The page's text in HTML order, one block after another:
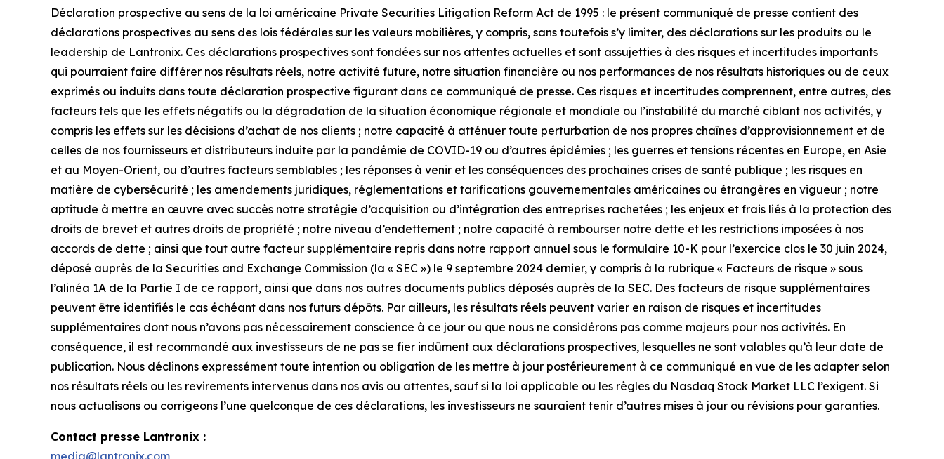
Déclaration prospective au sens de la loi américaine Private Securities Litigation Reform Act de 1995 : le présent communiqué de presse contient des
déclarations prospectives au sens des lois fédérales sur les valeurs mobilières, y compris, sans toutefois s’y limiter, des déclarations sur les produits ou le
leadership de Lantronix. Ces déclarations prospectives sont fondées sur nos attentes actuelles et sont assujetties à des risques et incertitudes importants
qui pourraient faire différer nos résultats réels, notre activité future, notre situation financière ou nos performances de nos résultats historiques ou de ceux
exprimés ou induits dans toute déclaration prospective figurant dans ce communiqué de presse. Ces risques et incertitudes comprennent, entre autres, des
facteurs tels que les effets négatifs ou la dégradation de la situation économique régionale et mondiale ou l’instabilité du marché ciblant nos activités, y
compris les effets sur les décisions d’achat de nos clients ; notre capacité à atténuer toute perturbation de nos propres chaînes d’approvisionnement et de
celles de nos fournisseurs et distributeurs induite par la pandémie de COVID-19 ou d’autres épidémies ; les guerres et tensions récentes en Europe, en Asie
et au Moyen-Orient, ou d’autres facteurs semblables ; les réponses à venir et les conséquences des prochaines crises de santé publique ; les risques en
matière de cybersécurité ; les amendements juridiques, réglementations et tarifications gouvernementales américaines ou étrangères en vigueur ; notre
aptitude à mettre en œuvre avec succès notre stratégie d’acquisition ou d’intégration des entreprises rachetées ; les enjeux et frais liés à la protection des
droits de brevet et autres droits de propriété ; notre niveau d’endettement ; notre capacité à rembourser notre dette et les restrictions imposées à nos
accords de dette ; ainsi que tout autre facteur supplémentaire repris dans notre rapport annuel sous le formulaire 10-K pour l’exercice clos le 30 juin 2024,
déposé auprès de la Securities and Exchange Commission (la « SEC ») le 9 septembre 2024 dernier, y compris à la rubrique « Facteurs de risque » sous
l’alinéa 1A de la Partie I de ce rapport, ainsi que dans nos autres documents publics déposés auprès de la SEC. Des facteurs de risque supplémentaires
peuvent être identifiés le cas échéant dans nos futurs dépôts. Par ailleurs, les résultats réels peuvent varier en raison de risques et incertitudes
supplémentaires dont nous n’avons pas nécessairement conscience à ce jour ou que nous ne considérons pas comme majeurs pour nos activités. En
conséquence, il est recommandé aux investisseurs de ne pas se fier indûment aux déclarations prospectives, lesquelles ne sont valables qu’à leur date de
publication. Nous déclinons expressément toute intention ou obligation de les mettre à jour postérieurement à ce communiqué en vue de les adapter selon
nos résultats réels ou les revirements intervenus dans nos avis ou attentes, sauf si la loi applicable ou les règles du Nasdaq Stock Market LLC l’exigent. Si
nous actualisons ou corrigeons l’une quelconque de ces déclarations, les investisseurs ne sauraient tenir d’autres mises à jour ou révisions pour garanties.
Contact presse Lantronix :
media@lantronix.com